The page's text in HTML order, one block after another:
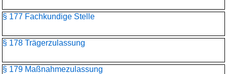
§ 177 Fachkundige Stelle
§ 178 Trägerzulassung
§ 179 Maßnahmezulassung